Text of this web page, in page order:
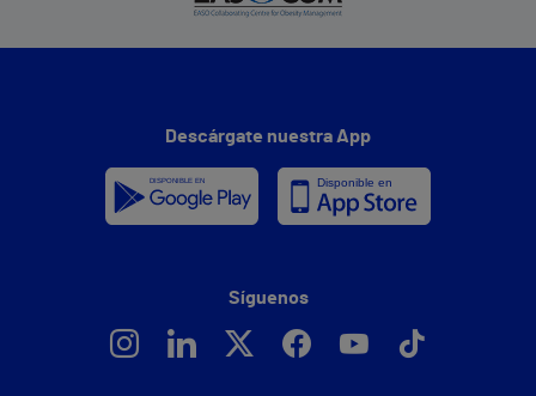
Descárgate nuestra App
Síguenos